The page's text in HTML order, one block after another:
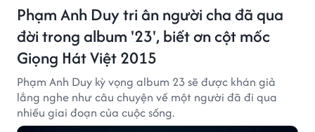
Phạm Anh Duy tri ân người cha đã qua
đời trong album '23', biết ơn cột mốc
Giọng Hát Việt 2015
Phạm Anh Duy kỳ vọng album 23 sẽ được khán giả
lắng nghe như câu chuyện về một người đã đi qua
nhiều giai đoạn của cuộc sống.